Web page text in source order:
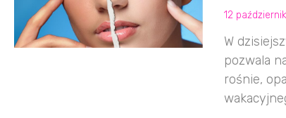
12
W
pozwala
rośnie,